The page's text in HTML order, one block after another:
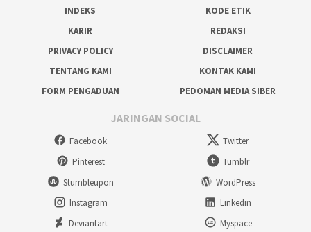
INDEKS
KODE ETIK
KARIR
REDAKSI
PRIVACY POLICY
DISCLAIMER
TENTANG KAMI
KONTAK KAMI
FORM PENGADUAN
PEDOMAN MEDIA SIBER
JARINGAN SOCIAL
Facebook
Twitter
Pinterest
Tumblr
Stumbleupon
WordPress
Instagram
Linkedin
Deviantart
Myspace